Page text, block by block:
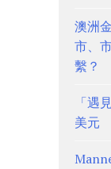
澳洲
市、
繫？
「遇
美元